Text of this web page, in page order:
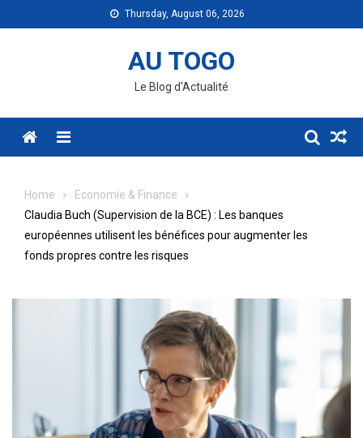
to
Thursday, August 06, 2026
AU TOGO
Le Blog d'Actualité
Menu
Home
Economie & Finance
Claudia Buch (Supervision de la BCE) : Les banques
européennes utilisent les bénéfices pour augmenter les
fonds propres contre les risques